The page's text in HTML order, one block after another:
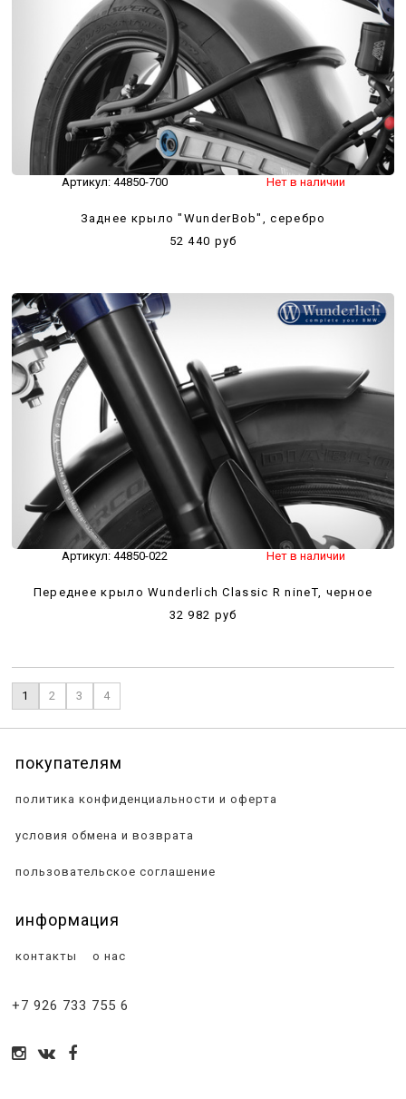
Артикул: 44850-700 Нет в наличии
Заднее крыло "WunderBob", серебро
52 440 руб
Артикул: 44850-022 Нет в наличии
Переднее крыло Wunderlich Classic R nineT, черное
32 982 руб
1 2 3 4
покупателям
политика конфиденциальности и оферта
условия обмена и возврата
пользовательское соглашение
информация
контакты о нас
+7 926 733 755 6